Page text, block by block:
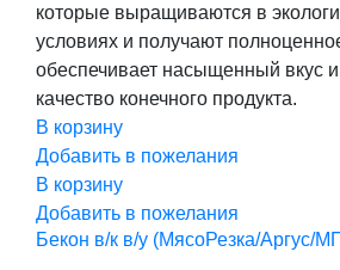
424,00 ₽.
которые выращиваются в
условиях и получают
обеспечивает насыщенный вкус
качество конечного продукта.
В корзину
Добавить в пожелания
В корзину
Добавить в пожелания
Бекон в/к в/у (МясоРезка/Аргус/